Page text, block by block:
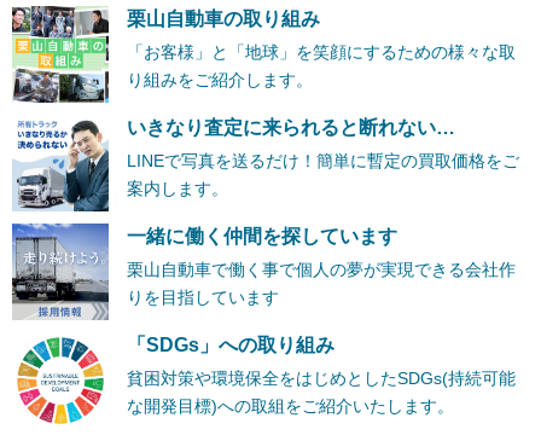
栗山自動車の取り組み
「お客様」と「地球」を笑顔にするための様々な取
り組みをご紹介します。
いきなり査定に来られると断れない…
LINEで写真を送るだけ！簡単に暫定の買取価格をご
案内します。
一緒に働く仲間を探しています
栗山自動車で働く事で個人の夢が実現できる会社作
りを目指しています
「SDGs」への取り組み
貧困対策や環境保全をはじめとしたSDGs(持続可能
な開発目標)への取組をご紹介いたします。